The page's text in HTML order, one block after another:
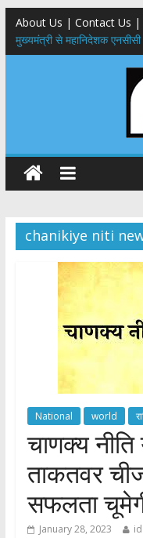
About Us | Contact Us |
मुख्यमंत्री से महानिदेशक
विस्तार एवं आधुनिक आधारभूत
​धामी कैबिनेट का बड़ा फैसला:
​हरिद्वार से वीरभद्र (ऋषिकेश)
सूर्या ने की देश व प्रदेशवासियों
24×7 अलर्ट मोड में रहें
की विस्तृत समीक्षा कहा-बंद
459 करोड़ से एचएनबी गढ़वाल
शिक्षा मंत्री धन सिंह रावत ने
chanikiye niti
National world
चाणक्य
ताकतवर
सफलता
January 28, 2023